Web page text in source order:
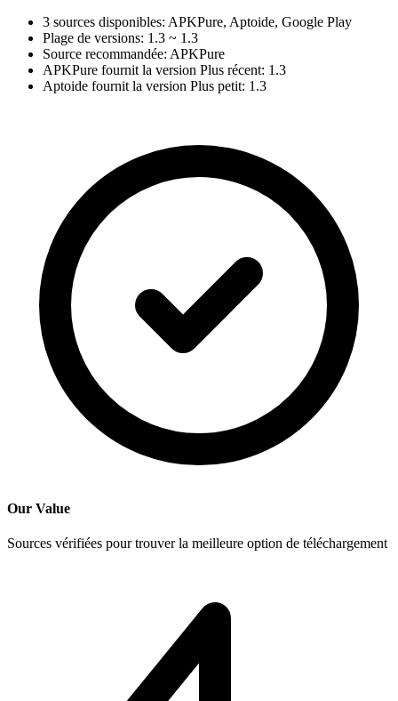
3 sources disponibles: APKPure, Aptoide, Google Play
Plage de versions: 1.3 ~ 1.3
Source recommandée: APKPure
APKPure fournit la version Plus récent: 1.3
Aptoide fournit la version Plus petit: 1.3
Our Value
Sources vérifiées pour trouver la meilleure option de téléchargement